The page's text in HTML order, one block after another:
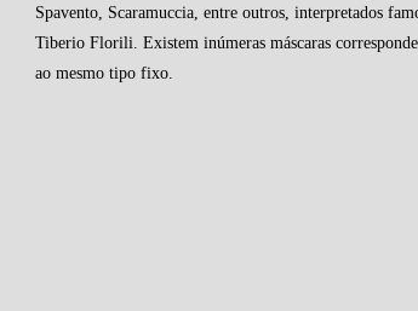
Spavento, Scaramuccia, entre outros, interpretados
Tiberio Florili. Existem inúmeras máscaras
ao mesmo tipo fixo.